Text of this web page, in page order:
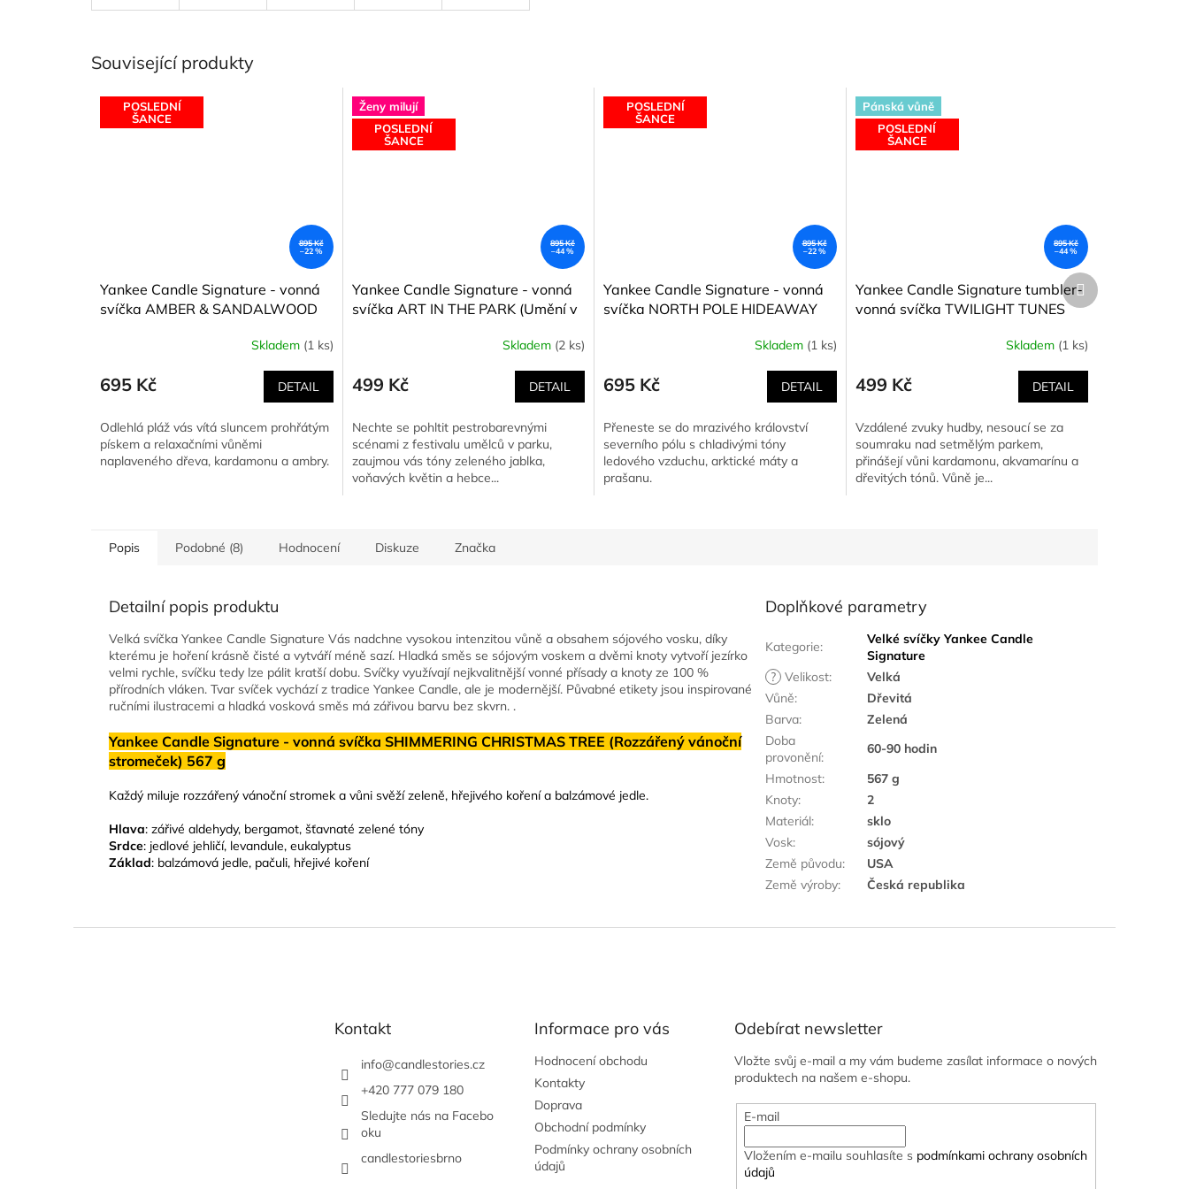
Související produkty
POSLEDNÍ
ŠANCE
895 Kč
–22 %
Yankee Candle Signature - vonná
svíčka AMBER & SANDALWOOD
Skladem (1 ks)
695 Kč DETAIL
Odlehlá pláž vás vítá sluncem prohřátým
pískem a relaxačními vůněmi
naplaveného dřeva, kardamonu a ambry.
Ženy milují
POSLEDNÍ
ŠANCE
895 Kč
–44 %
Yankee Candle Signature - vonná
svíčka ART IN THE PARK (Umění v
Skladem (2 ks)
499 Kč DETAIL
Nechte se pohltit pestrobarevnými
scénami z festivalu umělců v parku,
zaujmou vás tóny zeleného jablka,
voňavých květin a hebce...
POSLEDNÍ
ŠANCE
895 Kč
–22 %
Yankee Candle Signature - vonná
svíčka NORTH POLE HIDEAWAY
Skladem (1 ks)
695 Kč DETAIL
Přeneste se do mrazivého království
severního pólu s chladivými tóny
ledového vzduchu, arktické máty a
prašanu.
Pánská vůně
POSLEDNÍ
ŠANCE
895 Kč
–44 %
Yankee Candle Signature tumbler-
vonná svíčka TWILIGHT TUNES
Skladem (1 ks)
499 Kč DETAIL
Vzdálené zvuky hudby, nesoucí se za
soumraku nad setmělým parkem,
přinášejí vůni kardamonu, akvamarínu a
dřevitých tónů. Vůně je...
Další
produkt
Popis Podobné (8) Hodnocení Diskuze Značka
Detailní popis produktu
Velká svíčka Yankee Candle Signature Vás nadchne vysokou intenzitou vůně a obsahem sójového vosku, díky
kterému je hoření krásně čisté a vytváří méně sazí. Hladká směs se sójovým voskem a dvěmi knoty vytvoří jezírko
velmi rychle, svíčku tedy lze pálit kratší dobu. Svíčky využívají nejkvalitnější vonné přísady a knoty ze 100 %
přírodních vláken. Tvar svíček vychází z tradice Yankee Candle, ale je modernější. Půvabné etikety jsou inspirované
ručními ilustracemi a hladká vosková směs má zářivou barvu bez skvrn. .
Yankee Candle Signature - vonná svíčka SHIMMERING CHRISTMAS TREE (Rozzářený vánoční
stromeček) 567 g
Každý miluje rozzářený vánoční stromek a vůni svěží zeleně, hřejivého koření a balzámové jedle.
Hlava: zářivé aldehydy, bergamot, šťavnaté zelené tóny
Srdce: jedlové jehličí, levandule, eukalyptus
Základ: balzámová jedle, pačuli, hřejivé koření
Doplňkové parametry
Kategorie:
Velké svíčky Yankee Candle
Signature
? Velikost:
Velká
Vůně:
Dřevitá
Barva:
Zelená
Doba
provonění:
60-90 hodin
Hmotnost:
567 g
Knoty:
2
Materiál:
sklo
Vosk:
sójový
Země původu:
USA
Země výroby: Česká republika
Kontakt
info@candlestories.cz
+420 777 079 180
Sledujte nás na Facebo
oku
candlestoriesbrno
Informace pro vás
Hodnocení obchodu
Kontakty
Doprava
Obchodní podmínky
Podmínky ochrany osobních
údajů
Odebírat newsletter
Vložte svůj e-mail a my vám budeme zasílat informace o nových
produktech na našem e-shopu.
E-mail
Vložením e-mailu souhlasíte s podmínkami ochrany osobních
údajů